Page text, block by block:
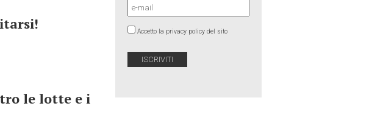
le lotte e i
Accetto la privacy policy del sito